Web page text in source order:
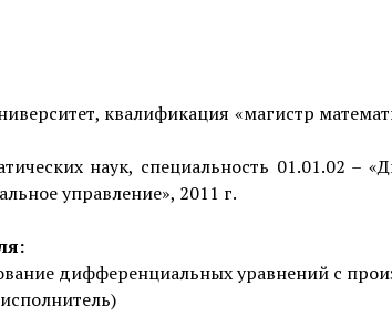
квалификация «магистр
наук, специальность 01.01.02 –
управление», 2011 г.
дифференциальных уравнений с